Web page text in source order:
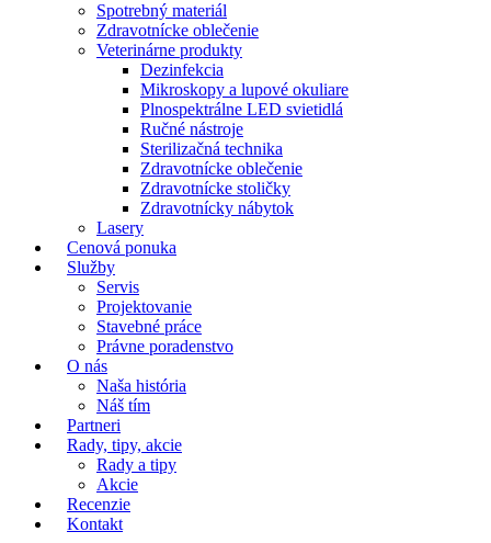
Spotrebný materiál
Zdravotnícke oblečenie
Veterinárne produkty
Dezinfekcia
Mikroskopy a lupové okuliare
Plnospektrálne LED svietidlá
Ručné nástroje
Sterilizačná technika
Zdravotnícke oblečenie
Zdravotnícke stoličky
Zdravotnícky nábytok
Lasery
Cenová ponuka
Služby
Servis
Projektovanie
Stavebné práce
Právne poradenstvo
O nás
Naša história
Náš tím
Partneri
Rady, tipy, akcie
Rady a tipy
Akcie
Recenzie
Kontakt